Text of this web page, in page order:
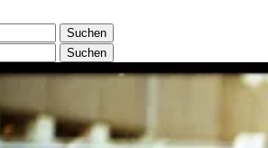
Suchen
Suchen